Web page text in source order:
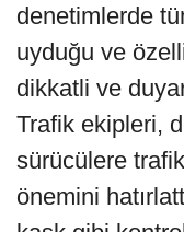
denetimlerde
uyduğu ve
dikkatli ve
Trafik ekipleri,
sürücülere
önemini